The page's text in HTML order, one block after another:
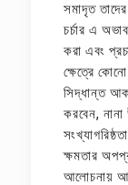
সমাদৃত
চর্চার এ
করা এবং
ক্ষেত্রে
সিদ্ধান্ত
করবেন,
ক্ষমতার
আলোচনায়